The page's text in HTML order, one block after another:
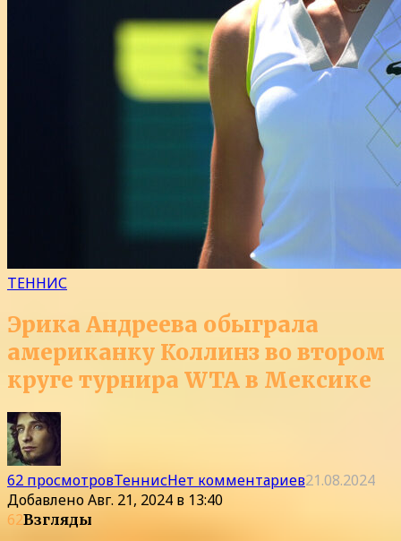
ТЕННИС
Эрика Андреева обыграла
американку Коллинз во втором
круге турнира WTA в Мексике
62 просмотровТеннисНет комментариев21.08.2024
ДобавленоАвг. 21, 2024 в 13:40
62Взгляды